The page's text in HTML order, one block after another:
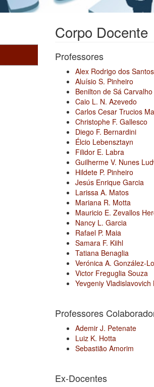
Corpo Docente
Professores
Alex Rodrigo dos
Aluísio S. Pinheiro
Benilton de Sá Carvalho
Caio L. N. Azevedo
Carlos Cesar Trucios
Christophe F. Gallesco
Diego F. Bernardini
Élcio Lebensztayn
Filidor E. Labra
Guilherme V. Nunes
Hildete P. Pinheiro
Jesús Enrique Garcia
Larissa A. Matos
Mariana R. Motta
Mauricio E. Zevallos
Nancy L. Garcia
Rafael P. Maia
Samara F. Kiihl
Tatiana Benaglia
Verónica A. González-
Victor Freguglia Souza
Yevgeniy Vladislavovich
Professores
Ademir J. Petenate
Luiz K. Hotta
Sebastião Amorim
Ex-Docentes